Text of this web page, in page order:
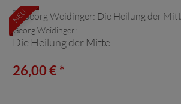
NEU
Georg Weidinger:
Die Heilung der Mitte
26,00 € *